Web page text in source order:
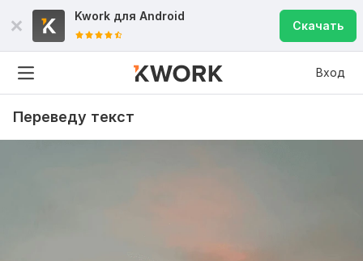
Kwork для Android
Скачать
Вход
Переведу текст